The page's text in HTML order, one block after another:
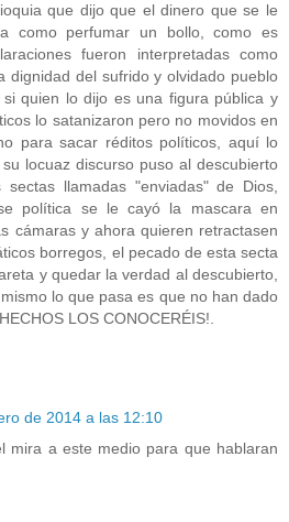
que dijo que el dinero que se le
como perfumar un bollo, como es
fueron interpretadas como
dignidad del sufrido y olvidado pueblo
quien lo dijo es una figura pública y
lo satanizaron pero no movidos en
para sacar réditos políticos, aquí lo
locuaz discurso puso al descubierto
llamadas "enviadas" de Dios,
política se le cayó la mascara en
cámaras y ahora quieren retractasen
borregos, el pecado de esta secta
y quedar la verdad al descubierto,
lo que pasa es que no han dado
LOS CONOCERÉIS!.
de 2014 a las 12:10
mira a este medio para que hablaran